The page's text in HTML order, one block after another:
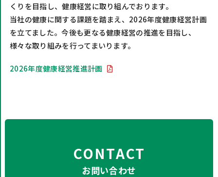
くりを目指し、健康経営に取り組んでおります。
当社の健康に関する課題を踏まえ、2026年度健康経営計画
を立てました。今後も更なる健康経営の推進を目指し、
様々な取り組みを行ってまいります。
2026年度健康経営推進計画
CONTACT
お問い合わせ